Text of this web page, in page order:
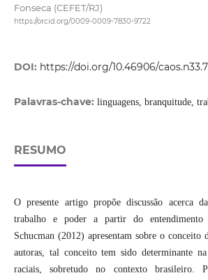
Fonseca (CEFET/RJ)
https://orcid.org/0009-0009-7830-9722
DOI: https://doi.org/10.46906/
Palavras-chave: linguagens, branquitude,
RESUMO
O presente artigo propõe discussão acerca
trabalho e poder a partir do
Schucman (2012) apresentam sobre o conceito
autoras, tal conceito tem sido determinante
raciais, sobretudo no contexto brasileiro.